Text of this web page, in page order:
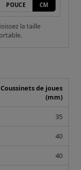
POUCE CM
la taille
Coussinets de joues
(mm)
35
40
40